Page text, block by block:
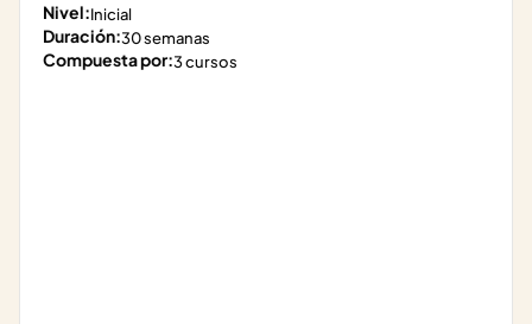
Nivel:Inicial
Duración:30 semanas
Compuesta por:3 cursos